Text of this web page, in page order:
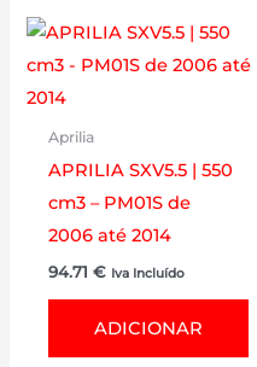
Aprilia
APRILIA SXV5.5 | 550
cm3 – PM01S de
2006 até 2014
94.71 € Iva Incluído
ADICIONAR